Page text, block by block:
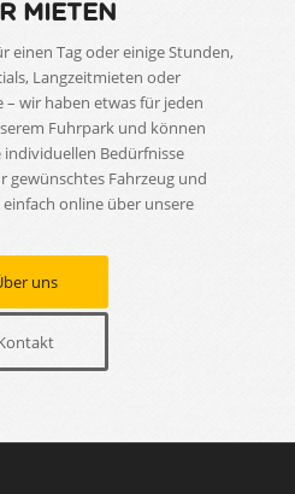
MIETEN
einen Tag oder einige Stunden,
Langzeitmieten oder
wir haben etwas für jeden
Fuhrpark und können
Bedürfnisse
gewünschtes Fahrzeug und
online über unsere
uns